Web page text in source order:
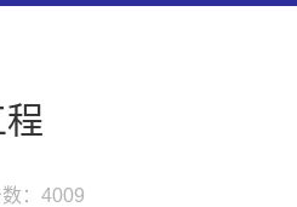
： 4009